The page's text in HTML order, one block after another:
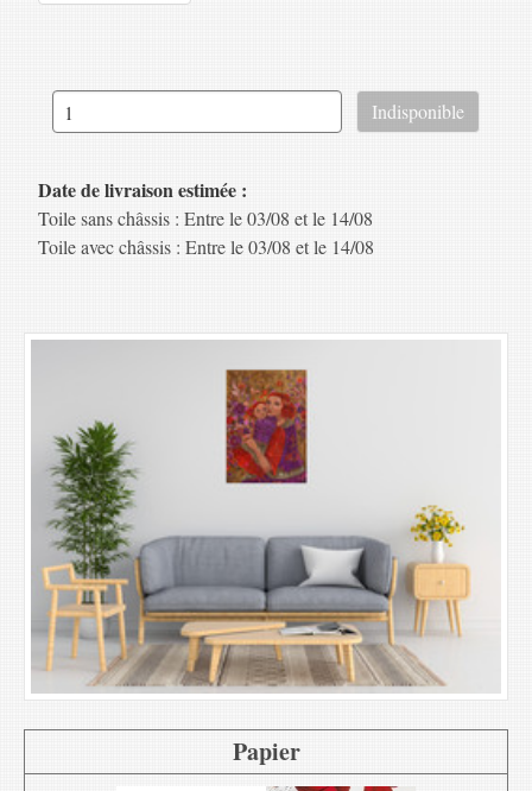
Date de livraison estimée :
Toile sans châssis : Entre le 03/08 et le 14/08
Toile avec châssis : Entre le 03/08 et le 14/08
Papier